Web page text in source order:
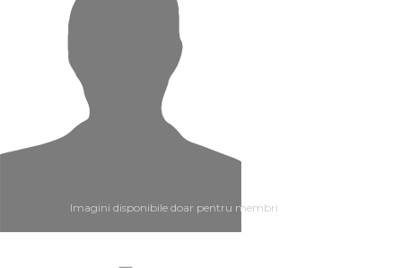
Imagini disponibile doar pentru membri